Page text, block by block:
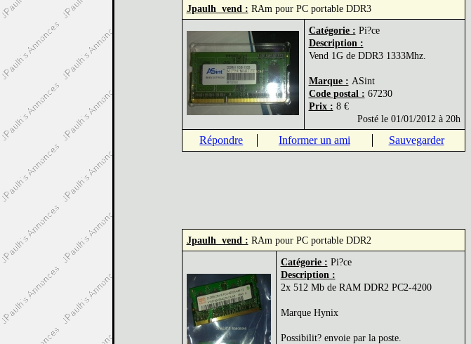
Jpaulh vend : RAm pour PC portable DDR3
Catégorie : Pi?ce
Description :
Vend 1G de DDR3 1333Mhz.
Marque : ASint
Code postal : 67230
Prix : 8 €
Posté le 01/01/2012 à 20h
Répondre Informer un ami Sauvegarder
Jpaulh vend : RAm pour PC portable DDR2
Catégorie : Pi?ce
Description :
2x 512 Mb de RAM DDR2 PC2-4200
Marque Hynix
Possibilit? envoie par la poste.